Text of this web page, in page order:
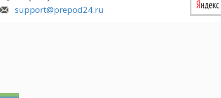
support@prepod24.ru